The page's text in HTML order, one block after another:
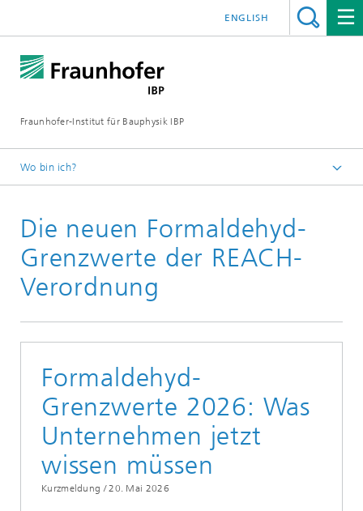
Fraunhofer-Institut für Bauphysik IBP
ENGLISH
Wo bin ich?
Die neuen Formaldehyd-
Grenzwerte der REACH-
Verordnung
Formaldehyd-
Grenzwerte 2026: Was
Unternehmen jetzt
wissen müssen
Kurzmeldung / 20. Mai 2026